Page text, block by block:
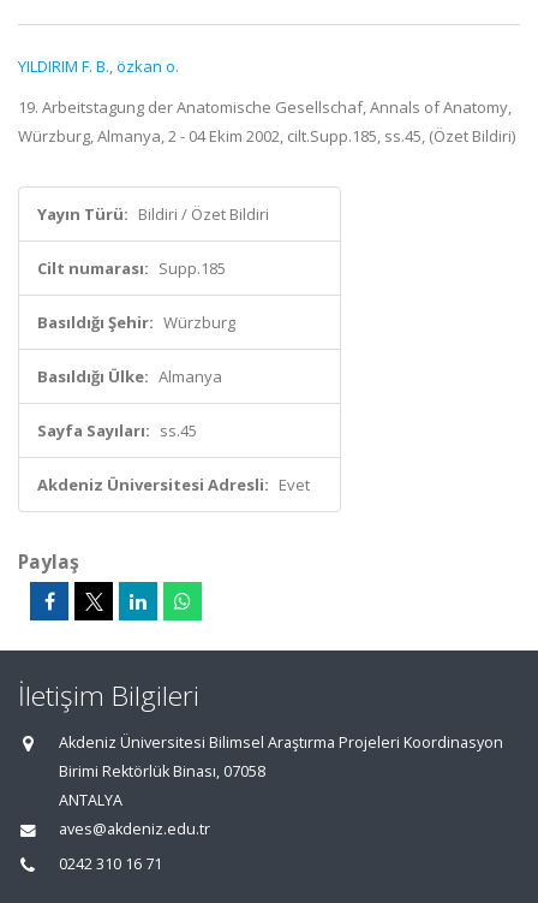
YILDIRIM F. B.,özkan o.
19. Arbeitstagung der Anatomische Gesellschaf, Annals of Anatomy,
Würzburg, Almanya, 2 - 04 Ekim 2002, cilt.Supp.185, ss.45, (Özet Bildiri)
Yayın Türü: Bildiri / Özet Bildiri
Cilt numarası: Supp.185
Basıldığı Şehir: Würzburg
Basıldığı Ülke: Almanya
Sayfa Sayıları: ss.45
Akdeniz Üniversitesi Adresli: Evet
Paylaş
İletişim Bilgileri
Akdeniz Üniversitesi Bilimsel Araştırma Projeleri Koordinasyon
Birimi Rektörlük Binası, 07058
ANTALYA
aves@akdeniz.edu.tr
0242 310 16 71